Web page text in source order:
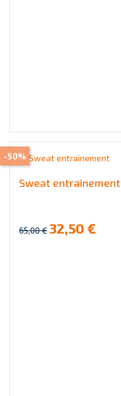
Sweat entrainement
65,00 € 32,50 €
-50%